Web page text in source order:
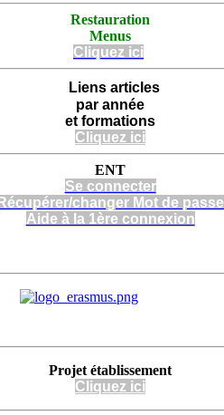
Restauration
Menus
Cliquez ici
Liens articles
par année
et formations
Cliquez ici
ENT
Se connecter
Récupérer/changer Mot de passe
Aide à la 1ère connexion
Projet établissement
Cliquez ici